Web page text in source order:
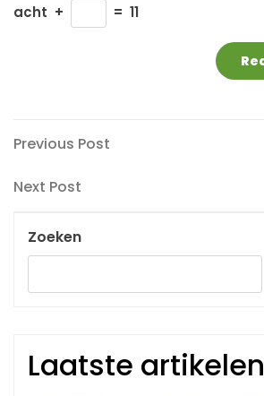
acht + = 11
Berichtnavigatie
Previous
Previous Post
Next
Next Post
Zoeken
Laatste artikelen